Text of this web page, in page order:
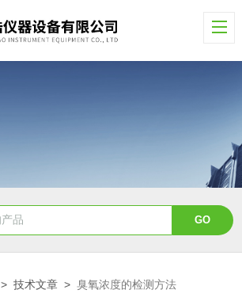
>技术文章 >臭氧浓度的检测方法